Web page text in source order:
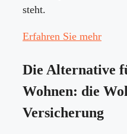
steht.
Erfahren Sie mehr
Die Alternative
Wohnen: die
Versicherung